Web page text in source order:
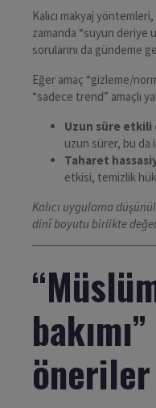
Kalıcı makyaj
zamanda “suyun deriye
sorularını da gündeme
Eğer amaç “gizleme/
“sadece trend” amaçlı
Uzun süre etkili
uzun sürer, bu da
Taharet
etkisi, temizlik
Kalıcı uygulama
dinî boyutu birlikte
öneriler